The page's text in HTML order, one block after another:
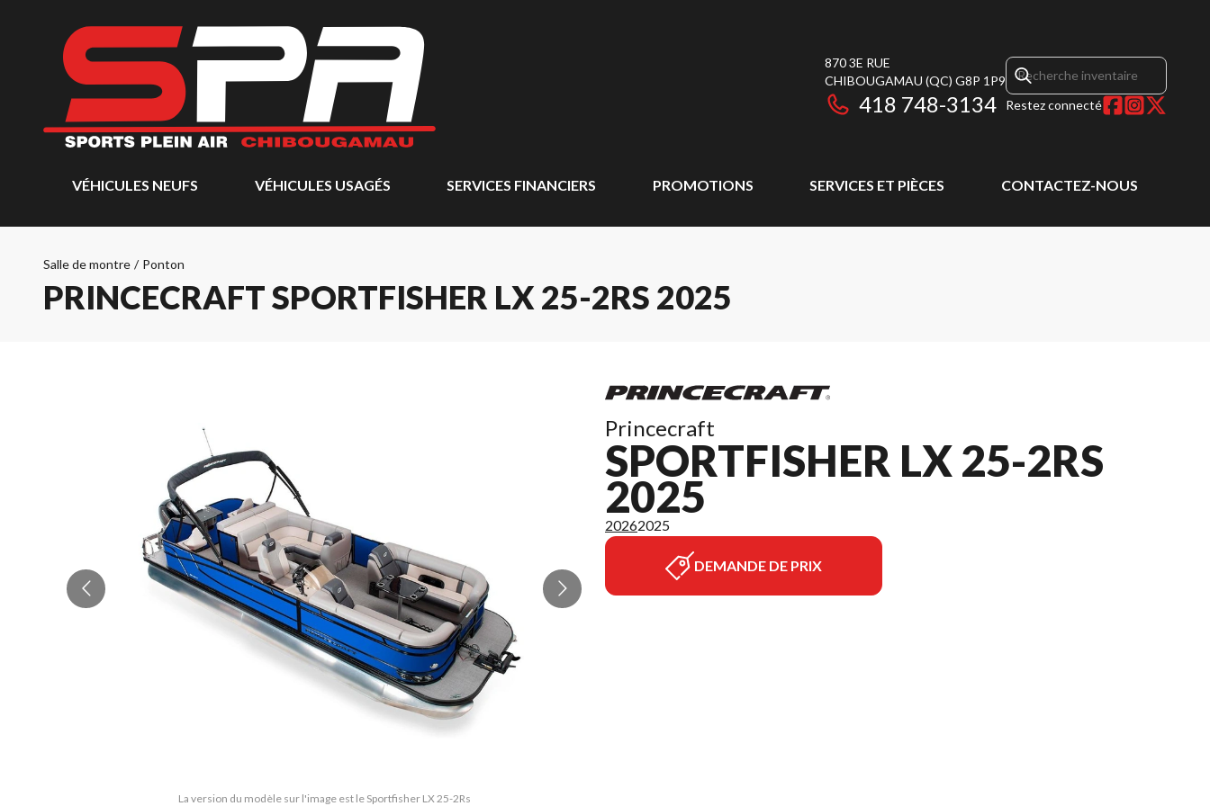
870 3E RUE
CHIBOUGAMAU (QC) G8P 1P9
418 748-3134 Restez connecté
VÉHICULES NEUFS VÉHICULES USAGÉS SERVICES FINANCIERS PROMOTIONS SERVICES ET PIÈCES CONTACTEZ-NOUS
Salle de montre / Ponton
PRINCECRAFT SPORTFISHER LX 25-2RS 2025
La version du modèle sur l'image est le Sportfisher LX 25-2Rs
Princecraft
SPORTFISHER LX 25-2RS
2025
20262025
DEMANDE DE PRIX